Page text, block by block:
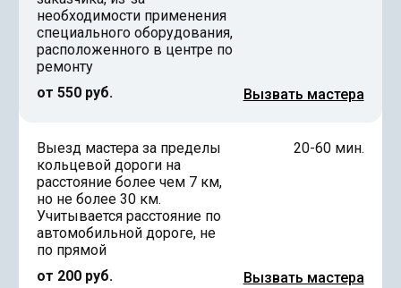
необходимости применения
специального оборудования,
расположенного в центре по
ремонту
от 550 руб.
Вызвать мастера
Выезд мастера за пределы
кольцевой дороги на
расстояние более чем 7 км,
но не более 30 км.
Учитывается расстояние по
автомобильной дороге, не
по прямой
от 200 руб.
20-60 мин.
Вызвать мастера